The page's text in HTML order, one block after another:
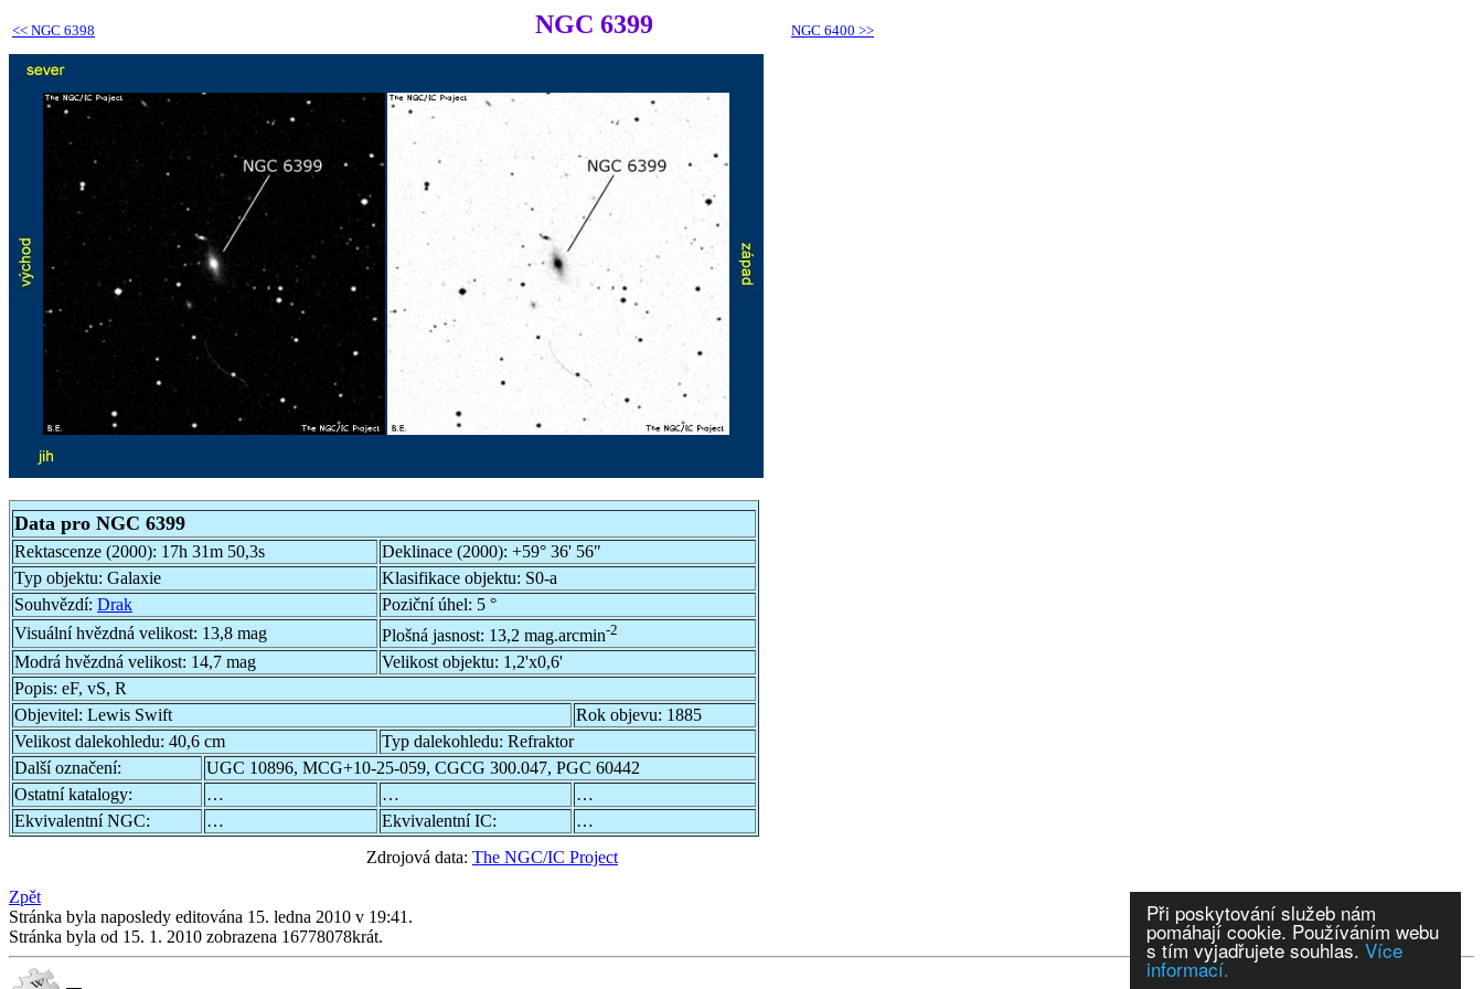
Při poskytování služeb nám
pomáhají cookie. Používáním webu
s tím vyjadřujete souhlas. Více
informací.
<< NGC 6398 NGC 6399 NGC 6400 >>
Data pro NGC 6399
Rektascenze (2000): 17h 31m 50,3s Deklinace (2000): +59° 36' 56"
Typ objektu: Galaxie Klasifikace objektu: S0-a
Souhvězdí: Drak Poziční úhel: 5 °
Visuální hvězdná velikost: 13,8 mag Plošná jasnost: 13,2 mag.arcmin-2
Modrá hvězdná velikost: 14,7 mag Velikost objektu: 1,2'x0,6'
Popis: eF, vS, R
Objevitel: Lewis Swift Rok objevu: 1885
Velikost dalekohledu: 40,6 cm Typ dalekohledu: Refraktor
Další označení:
UGC 10896, MCG+10-25-059, CGCG 300.047, PGC 60442
Ostatní katalogy:
… …
…
Ekvivalentní NGC:
… Ekvivalentní IC:
…
Zdrojová data: The NGC/IC Project
Zpět
Stránka byla naposledy editována 15. ledna 2010 v 19:41.
Stránka byla od 15. 1. 2010 zobrazena 16778078krát.